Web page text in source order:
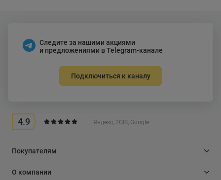
Следите за нашими акциями
и предложениями в Telegram-канале
Подключиться к каналу
4.9 Яндекс, 2GIS, Google
Покупателям
О компании